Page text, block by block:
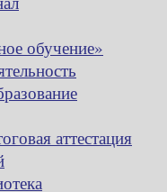
обучение»
аттестация